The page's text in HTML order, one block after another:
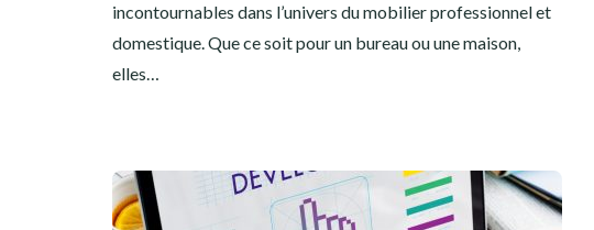
incontournables dans l’univers du mobilier professionnel et
domestique. Que ce soit pour un bureau ou une maison,
elles…